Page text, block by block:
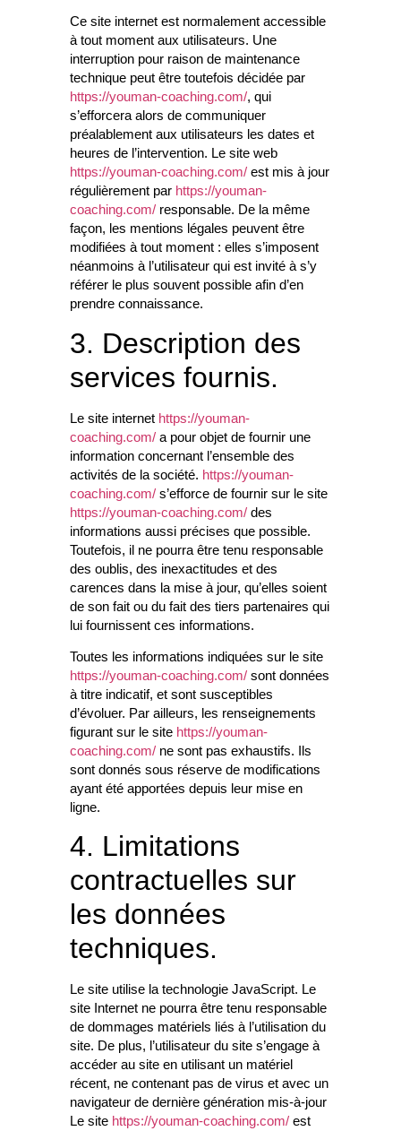
Ce site internet est normalement accessible
à tout moment aux utilisateurs. Une
interruption pour raison de maintenance
technique peut être toutefois décidée par
https://youman-coaching.com/, qui
s’efforcera alors de communiquer
préalablement aux utilisateurs les dates et
heures de l’intervention. Le site web
https://youman-coaching.com/ est mis à jour
régulièrement par https://youman-
coaching.com/ responsable. De la même
façon, les mentions légales peuvent être
modifiées à tout moment : elles s’imposent
néanmoins à l’utilisateur qui est invité à s’y
référer le plus souvent possible afin d’en
prendre connaissance.
3. Description des
services fournis.
Le site internet https://youman-
coaching.com/ a pour objet de fournir une
information concernant l’ensemble des
activités de la société. https://youman-
coaching.com/ s’efforce de fournir sur le site
https://youman-coaching.com/ des
informations aussi précises que possible.
Toutefois, il ne pourra être tenu responsable
des oublis, des inexactitudes et des
carences dans la mise à jour, qu’elles soient
de son fait ou du fait des tiers partenaires qui
lui fournissent ces informations.
Toutes les informations indiquées sur le site
https://youman-coaching.com/ sont données
à titre indicatif, et sont susceptibles
d’évoluer. Par ailleurs, les renseignements
figurant sur le site https://youman-
coaching.com/ ne sont pas exhaustifs. Ils
sont donnés sous réserve de modifications
ayant été apportées depuis leur mise en
ligne.
4. Limitations
contractuelles sur
les données
techniques.
Le site utilise la technologie JavaScript. Le
site Internet ne pourra être tenu responsable
de dommages matériels liés à l’utilisation du
site. De plus, l’utilisateur du site s’engage à
accéder au site en utilisant un matériel
récent, ne contenant pas de virus et avec un
navigateur de dernière génération mis-à-jour
Le site https://youman-coaching.com/ est